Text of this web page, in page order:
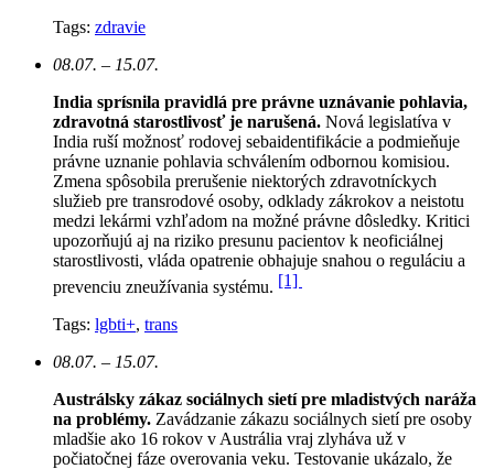
Tags: zdravie
08.07. – 15.07.
India sprísnila pravidlá pre právne uznávanie pohlavia,
zdravotná starostlivosť je narušená. Nová legislatíva v
India ruší možnosť rodovej sebaidentifikácie a podmieňuje
právne uznanie pohlavia schválením odbornou komisiou.
Zmena spôsobila prerušenie niektorých zdravotníckych
služieb pre transrodové osoby, odklady zákrokov a neistotu
medzi lekármi vzhľadom na možné právne dôsledky. Kritici
upozorňujú aj na riziko presunu pacientov k neoficiálnej
starostlivosti, vláda opatrenie obhajuje snahou o reguláciu a
prevenciu zneužívania systému. [1]
Tags: lgbti+, trans
08.07. – 15.07.
Austrálsky zákaz sociálnych sietí pre mladistvých naráža
na problémy. Zavádzanie zákazu sociálnych sietí pre osoby
mladšie ako 16 rokov v Austrália vraj zlyháva už v
počiatočnej fáze overovania veku. Testovanie ukázalo, že